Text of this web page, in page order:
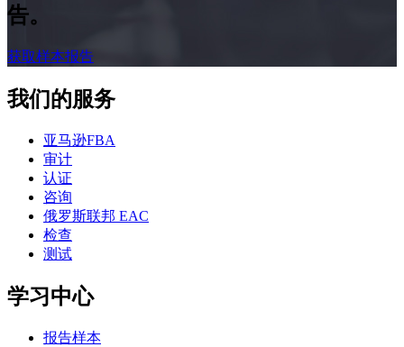
告。
获取样本报告
我们的服务
亚马逊FBA
审计
认证
咨询
俄罗斯联邦 EAC
检查
测试
学习中心
报告样本